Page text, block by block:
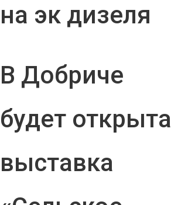
на эк дизеля
В Добриче
будет открыта
выставка